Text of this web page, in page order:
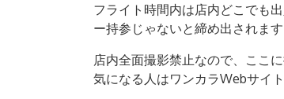
フライト時間内は店内どこでも
ー持参じゃないと締め出されます
店内全面撮影禁止なので、ここ
気になる人はワンカラWebサイ